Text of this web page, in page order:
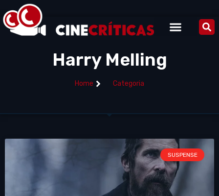
Harry Melling
Home Categoria
SUSPENSE